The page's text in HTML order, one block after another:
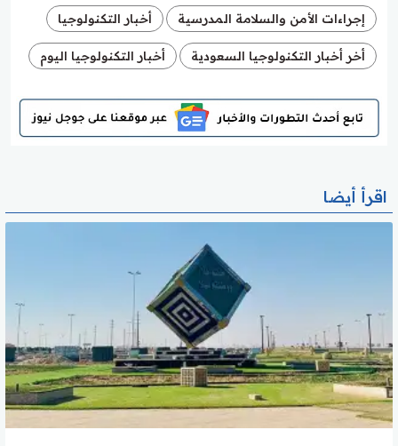
إجراءات الأمن والسلامة المدرسية أخبار التكنولوجيا
أخر أخبار التكنولوجيا السعودية أخبار التكنولوجيا اليوم
اقرأ أيضا